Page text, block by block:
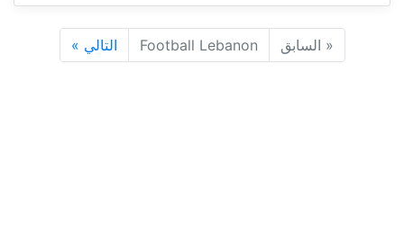
« السابق Football Lebanon التالي »